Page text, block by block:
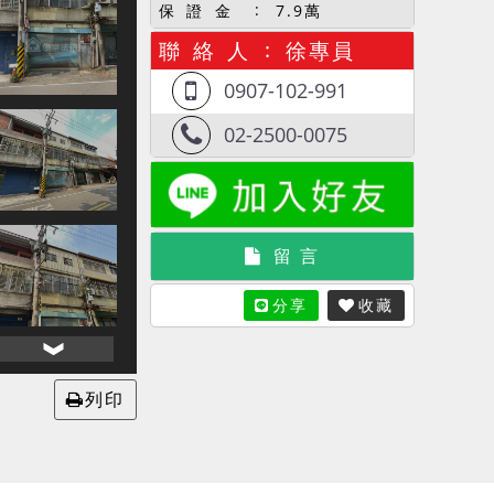
列印
保 證 金 7.9萬
聯 絡 人 徐專員
0907-102-991
02-2500-0075
留 言
分享 收藏